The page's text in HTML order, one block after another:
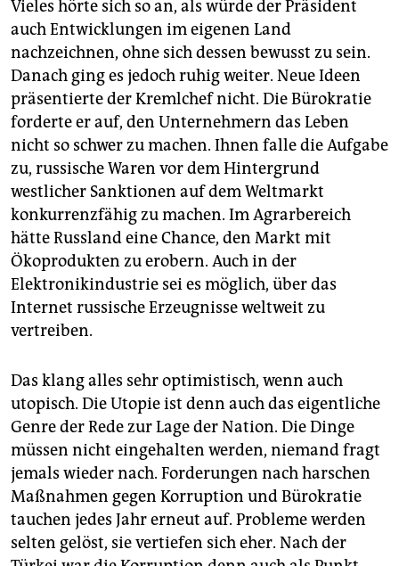
Vieles hörte sich so an, als würde der Präsident
auch Entwicklungen im eigenen Land
nachzeichnen, ohne sich dessen bewusst zu sein.
Danach ging es jedoch ruhig weiter. Neue Ideen
präsentierte der Kremlchef nicht. Die Bürokratie
forderte er auf, den Unternehmern das Leben
nicht so schwer zu machen. Ihnen falle die Aufgabe
zu, russische Waren vor dem Hintergrund
westlicher Sanktionen auf dem Weltmarkt
konkurrenzfähig zu machen. Im Agrarbereich
hätte Russland eine Chance, den Markt mit
Ökoprodukten zu erobern. Auch in der
Elektronikindustrie sei es möglich, über das
Internet russische Erzeugnisse weltweit zu
vertreiben.
Das klang alles sehr optimistisch, wenn auch
utopisch. Die Utopie ist denn auch das eigentliche
Genre der Rede zur Lage der Nation. Die Dinge
müssen nicht eingehalten werden, niemand fragt
jemals wieder nach. Forderungen nach harschen
Maßnahmen gegen Korruption und Bürokratie
tauchen jedes Jahr erneut auf. Probleme werden
selten gelöst, sie vertiefen sich eher. Nach der